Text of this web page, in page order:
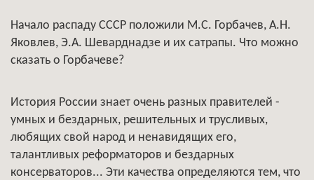
Начало распаду СССР положили М.С. Горбачев, А.Н.
Яковлев, Э.А. Шеварднадзе и их сатрапы. Что можно
сказать о Горбачеве?
История России знает очень разных правителей -
умных и бездарных, решительных и трусливых,
любящих свой народ и ненавидящих его,
талантливых реформаторов и бездарных
консерваторов... Эти качества определяются тем, что